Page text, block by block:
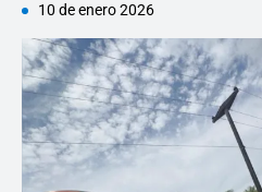
10 de enero 2026